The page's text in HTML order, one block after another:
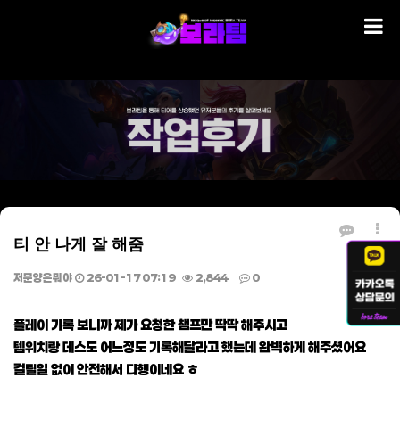
티 안 나게 잘 해줌
저문양은뭐야 26-01-17 07:19 2,844 0
본문
플레이 기록 보니까 제가 요청한 챔프만 딱딱 해주시고
템위치랑 데스도 어느정도 기록해달라고 했는데 완벽하게 해주셨어요
걸릴일 없이 안전해서 다행이네요 ㅎ